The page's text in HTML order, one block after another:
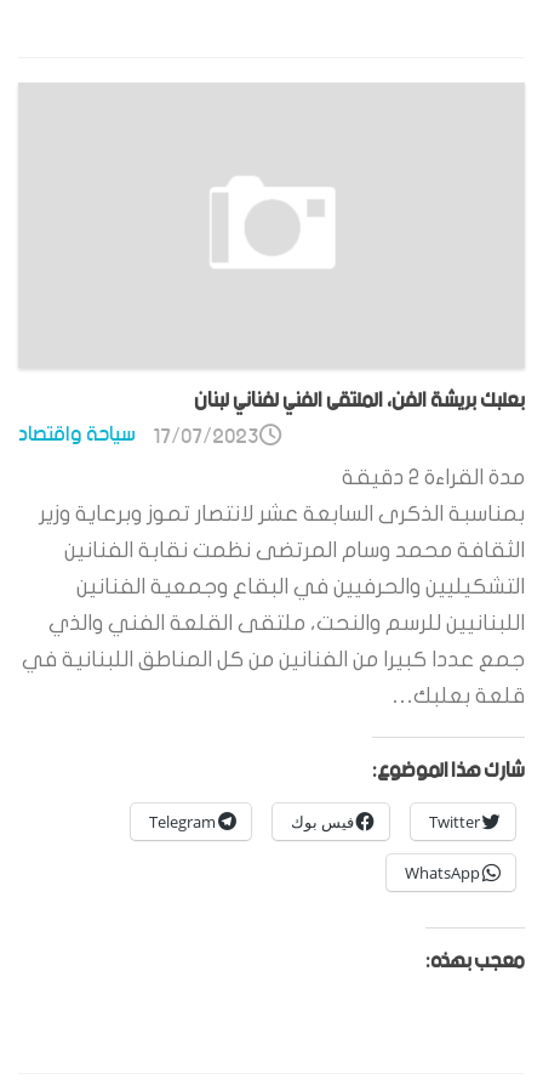
بعلبك بريشة الفن، الملتقى الفني لفناني لبنان
سياحة واقتصاد 17/07/2023
مدة القراءة 2 دقيقة
بمناسبة الذكرى السابعة عشر لانتصار تموز وبرعاية وزير
الثقافة محمد وسام المرتضى نظمت نقابة الفنانين
التشكيليين والحرفيين في البقاع وجمعية الفنانين
اللبنانيين للرسم والنحت، ملتقى القلعة الفني والذي
جمع عددا كبيرا من الفنانين من كل المناطق اللبنانية في
قلعة بعلبك…
شارك هذا الموضوع:
Twitter فيس بوك Telegram
WhatsApp
معجب بهذه: